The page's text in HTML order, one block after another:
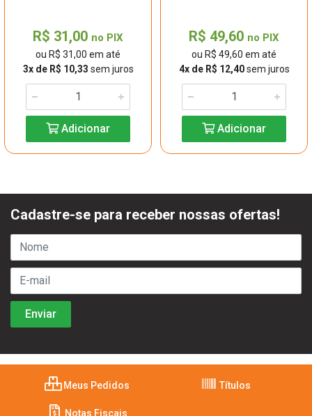
R$ 31,00 no PIX
ou R$ 31,00 em até
3x de R$ 10,33 sem juros
Adicionar
R$ 49,60 no PIX
ou R$ 49,60 em até
4x de R$ 12,40sem juros
Adicionar
Cadastre-se para receber nossas ofertas!
Meus Pedidos Títulos
Notas Fiscais